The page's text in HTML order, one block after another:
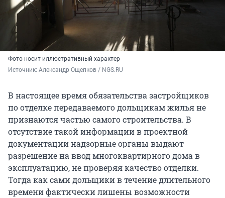
Фото носит иллюстративный характер
Источник: Александр Ощепков / NGS.RU
В настоящее время обязательства застройщиков
по отделке передаваемого дольщикам жилья не
признаются частью самого строительства. В
отсутствие такой информации в проектной
документации надзорные органы выдают
разрешение на ввод многоквартирного дома в
эксплуатацию, не проверяя качество отделки.
Тогда как сами дольщики в течение длительного
времени фактически лишены возможности